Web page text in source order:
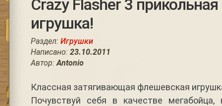
Crazy Flasher 3
игрушка!
Раздел: Игрушки
Написано: 23.10.2011
Автор:Antonio
Классная затягивающая флешевская
Почувствуй себя в качестве